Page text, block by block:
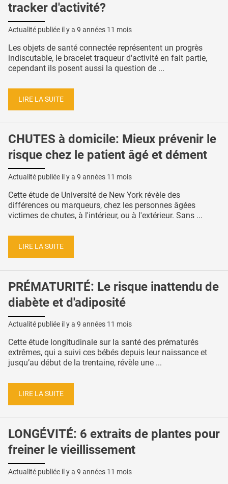
tracker d'activité?
Actualité publiée il y a 9 années 11 mois
Les objets de santé connectée représentent un progrès
indiscutable, le bracelet traqueur d'activité en fait partie,
cependant ils posent aussi la question de ...
LIRE LA SUITE
CHUTES à domicile: Mieux prévenir le
risque chez le patient âgé et dément
Actualité publiée il y a 9 années 11 mois
Cette étude de Université de New York révèle des
différences ou marqueurs, chez les personnes âgées
victimes de chutes, à l'intérieur, ou à l'extérieur. Sans ...
LIRE LA SUITE
PRÉMATURITÉ: Le risque inattendu de
diabète et d'adiposité
Actualité publiée il y a 9 années 11 mois
Cette étude longitudinale sur la santé des prématurés
extrêmes, qui a suivi ces bébés depuis leur naissance et
jusqu’au début de la trentaine, révèle une ...
LIRE LA SUITE
LONGÉVITÉ: 6 extraits de plantes pour
freiner le vieillissement
Actualité publiée il y a 9 années 11 mois